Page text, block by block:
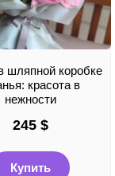
шляпной коробке
красота в
нежности
245 $
Купить